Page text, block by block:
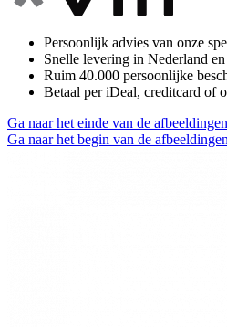
Persoonlijk advies van onze
Snelle levering in Nederland
Ruim 40.000 persoonlijke
Betaal per iDeal, creditcard of
Ga naar het einde van de
Ga naar het begin van de